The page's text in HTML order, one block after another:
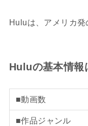
Huluは、アメリカ発
Huluの基本情報
■動画数
■作品ジャンル